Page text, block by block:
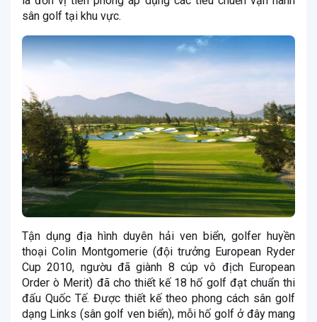
sân golf tại khu vực.
Tận dụng địa hình duyên hải ven biển, golfer huyền
thoại Colin Montgomerie (đội trưởng European Ryder
Cup 2010, ngườu đã giành 8 cúp vô địch European
Order ò Merit) đã cho thiết kế 18 hố golf đạt chuẩn thi
đấu Quốc Tế. Được thiết kế theo phong cách sân golf
dạng Links (sân golf ven biển), mỗi hố golf ở đây mang